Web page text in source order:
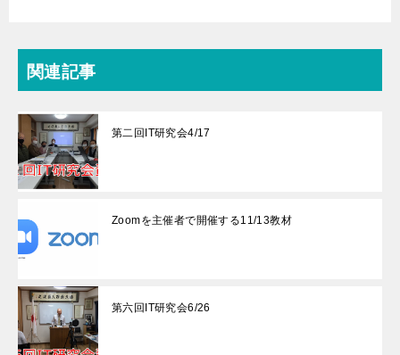
関連記事
第二回IT研究会4/17
Zoomを主催者で開催する11/13教材
第六回IT研究会6/26